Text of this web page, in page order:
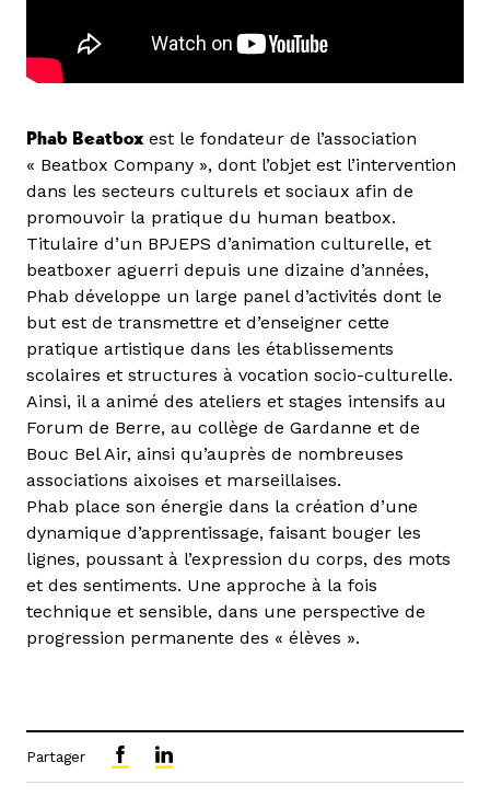
Phab Beatbox est le fondateur de l’association
« Beatbox Company », dont l’objet est l’intervention
dans les secteurs culturels et sociaux afin de
promouvoir la pratique du human beatbox.
Titulaire d’un BPJEPS d’animation culturelle, et
beatboxer aguerri depuis une dizaine d’années,
Phab développe un large panel d’activités dont le
but est de transmettre et d’enseigner cette
pratique artistique dans les établissements
scolaires et structures à vocation socio-culturelle.
Ainsi, il a animé des ateliers et stages intensifs au
Forum de Berre, au collège de Gardanne et de
Bouc Bel Air, ainsi qu’auprès de nombreuses
associations aixoises et marseillaises.
Phab place son énergie dans la création d’une
dynamique d’apprentissage, faisant bouger les
lignes, poussant à l’expression du corps, des mots
et des sentiments. Une approche à la fois
technique et sensible, dans une perspective de
progression permanente des « élèves ».
Partager